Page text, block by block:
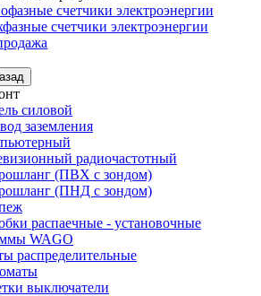
счетчики электроэнергии
счетчики электроэнергии
силовой
заземления
радиочастотный
(ПВХ с зондом)
(ПНД с зондом)
распаечные - установочные
WAGO
распределительные
выключатели